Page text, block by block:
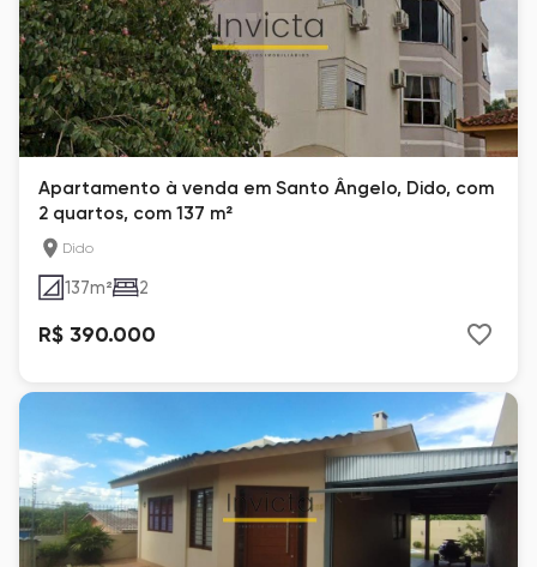
Apartamento à venda em Santo Ângelo, Dido, com
2 quartos, com 137 m²
Dido
137m² 2
R$ 390.000